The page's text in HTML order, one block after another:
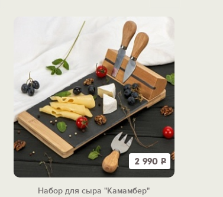
2 990 Р
Набор для сыра "Камамбер"